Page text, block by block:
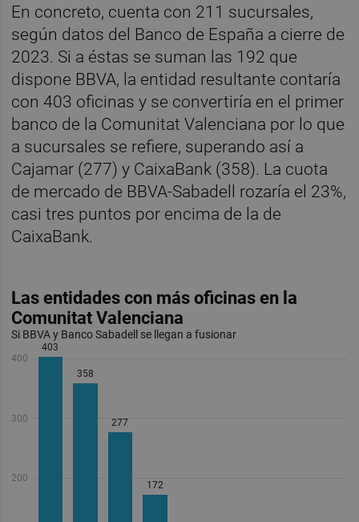
En concreto, cuenta con 211 sucursales,
según datos del Banco de España a cierre de
2023. Si a éstas se suman las 192 que
dispone BBVA, la entidad resultante contaría
con 403 oficinas y se convertiría en el primer
banco de la Comunitat Valenciana por lo que
a sucursales se refiere, superando así a
Cajamar (277) y CaixaBank (358). La cuota
de mercado de BBVA-Sabadell rozaría el 23%,
casi tres puntos por encima de la de
CaixaBank.